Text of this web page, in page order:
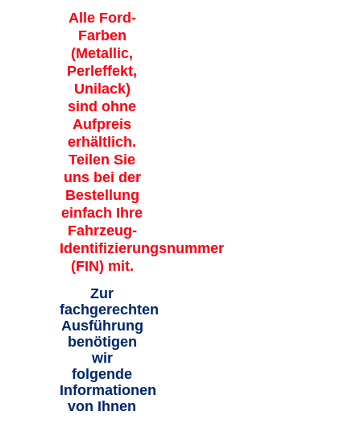
Alle Ford-
Farben
(Metallic,
Perleffekt,
Unilack)
sind ohne
Aufpreis
erhältlich.
Teilen Sie
uns bei der
Bestellung
einfach Ihre
Fahrzeug-
Identifizierungsnummer
(FIN) mit.
Zur
fachgerechten
Ausführung
benötigen
wir
folgende
Informationen
von Ihnen